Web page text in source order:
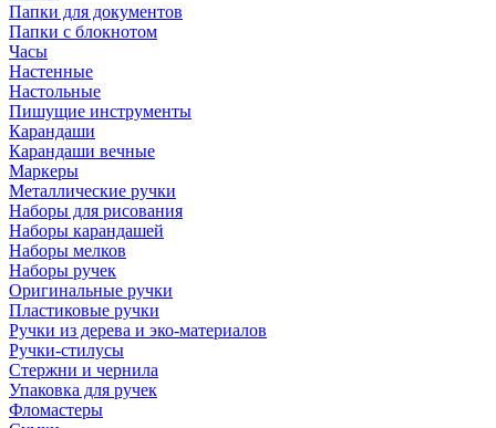
Папки для документов
Папки с блокнотом
Часы
Настенные
Настольные
Пишущие инструменты
Карандаши
Карандаши вечные
Маркеры
Металлические ручки
Наборы для рисования
Наборы карандашей
Наборы мелков
Наборы ручек
Оригинальные ручки
Пластиковые ручки
Ручки из дерева и эко-материалов
Ручки-стилусы
Стержни и чернила
Упаковка для ручек
Фломастеры